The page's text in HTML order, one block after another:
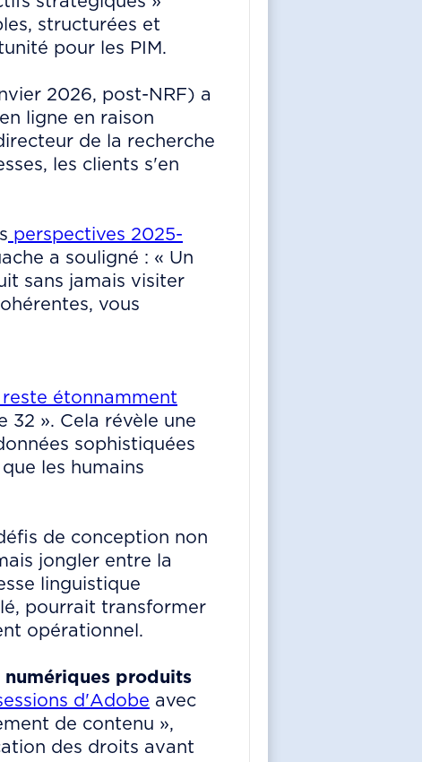
structurées et
pour les PIM.
2026, post-NRF) a
ligne en raison
de la recherche
les clients s'en
perspectives 2025-
a souligné : « Un
sans jamais visiter
vous
étonnamment
32 ». Cela révèle une
sophistiquées
les humains
de conception non
jongler entre la
linguistique
pourrait transformer
opérationnel.
produits
d'Adobe avec
de contenu »,
des droits avant